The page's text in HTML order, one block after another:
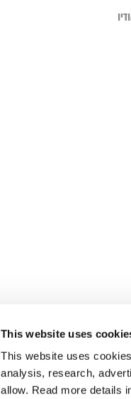
This website uses
This website uses
analysis, research,
allow. Read more details